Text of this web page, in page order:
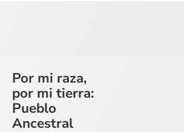
Por mi raza,
por mi tierra:
Pueblo
Ancestral